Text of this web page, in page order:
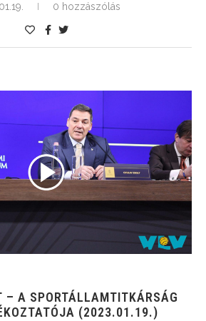
0 hozzászólás
– A SPORTÁLLAMTITKÁRSÁG
(2023.01.19.)